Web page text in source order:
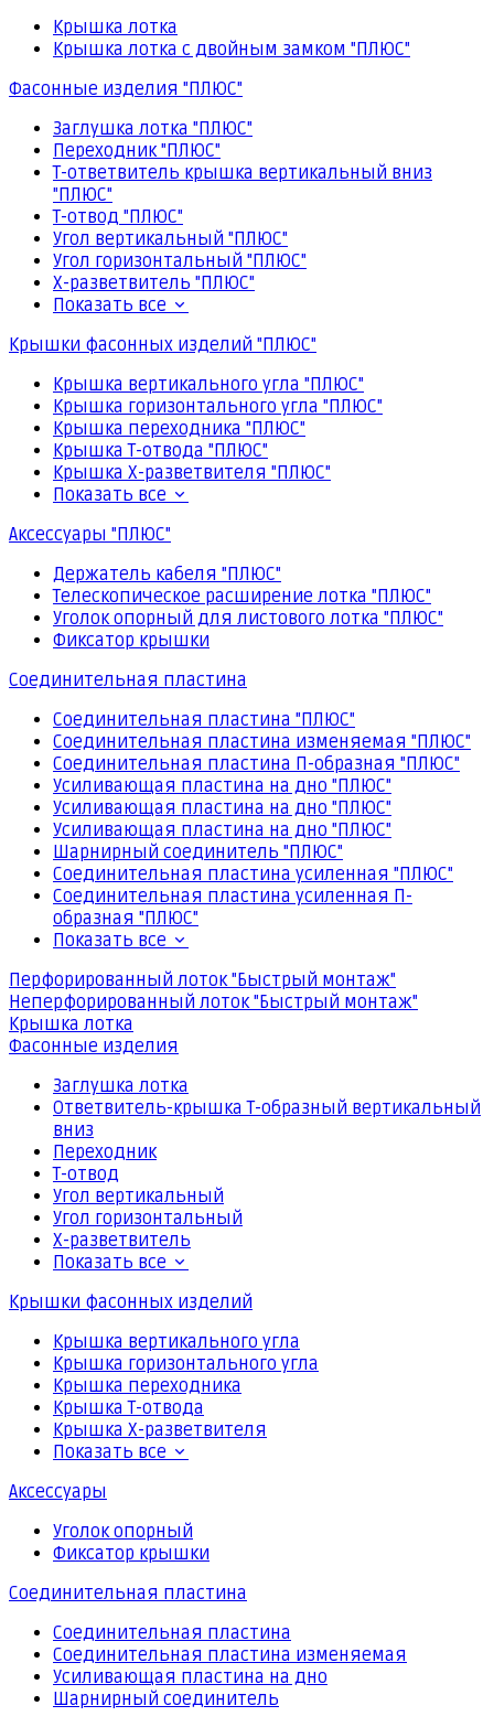
Крышка лотка
Крышка лотка с двойным замком "ПЛЮС"
Фасонные изделия "ПЛЮС"
Заглушка лотка "ПЛЮС"
Переходник "ПЛЮС"
Т-ответвитель крышка вертикальный вниз
"ПЛЮС"
Т-отвод "ПЛЮС"
Угол вертикальный "ПЛЮС"
Угол горизонтальный "ПЛЮС"
Х-разветвитель "ПЛЮС"
Показать все
Крышки фасонных изделий "ПЛЮС"
Крышка вертикального угла "ПЛЮС"
Крышка горизонтального угла "ПЛЮС"
Крышка переходника "ПЛЮС"
Крышка Т-отвода "ПЛЮС"
Крышка Х-разветвителя "ПЛЮС"
Показать все
Аксессуары "ПЛЮС"
Держатель кабеля "ПЛЮС"
Телескопическое расширение лотка "ПЛЮС"
Уголок опорный для листового лотка "ПЛЮС"
Фиксатор крышки
Соединительная пластина
Соединительная пластина "ПЛЮС"
Соединительная пластина изменяемая "ПЛЮС"
Соединительная пластина П-образная "ПЛЮС"
Усиливающая пластина на дно "ПЛЮС"
Усиливающая пластина на дно "ПЛЮС"
Усиливающая пластина на дно "ПЛЮС"
Шарнирный соединитель "ПЛЮС"
Соединительная пластина усиленная "ПЛЮС"
Соединительная пластина усиленная П-
образная "ПЛЮС"
Показать все
Перфорированный лоток "Быстрый монтаж"
Неперфорированный лоток "Быстрый монтаж"
Крышка лотка
Фасонные изделия
Заглушка лотка
Ответвитель-крышка Т-образный вертикальный
вниз
Переходник
Т-отвод
Угол вертикальный
Угол горизонтальный
Х-разветвитель
Показать все
Крышки фасонных изделий
Крышка вертикального угла
Крышка горизонтального угла
Крышка переходника
Крышка Т-отвода
Крышка Х-разветвителя
Показать все
Аксессуары
Уголок опорный
Фиксатор крышки
Соединительная пластина
Соединительная пластина
Соединительная пластина изменяемая
Усиливающая пластина на дно
Шарнирный соединитель